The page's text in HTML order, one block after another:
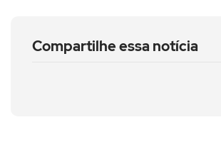
Compartilhe essa notícia